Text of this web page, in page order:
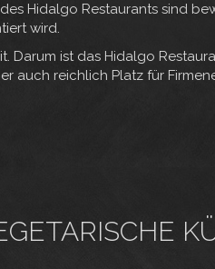
Hidalgo Restaurants sind
wird.
Darum ist das Hidalgo
auch reichlich Platz für